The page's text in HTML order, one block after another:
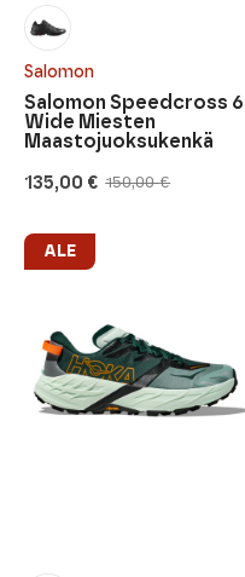
Salomon
150,00€
Alkuperäinen
oli:
150,00 €.
135,00 €
Nykyinen
on:
135,00 €.
Salomon Speedcross 6
Wide Miesten
Maastojuoksukenkä
ALE